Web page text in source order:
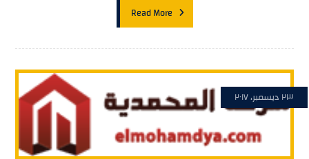
Read More
٢٣ ديسمبر، ٢٠١٧